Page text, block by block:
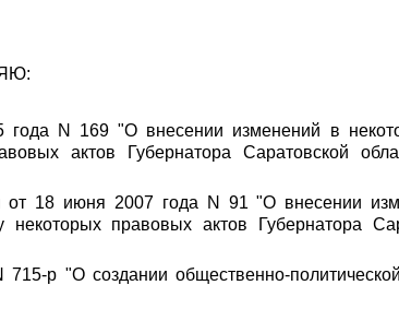
года N 169 "О внесении изменений в
актов Губернатора Саратовской
от 18 июня 2007 года N 91 "О внесении
правовых актов Губернатора
р "О создании общественно-